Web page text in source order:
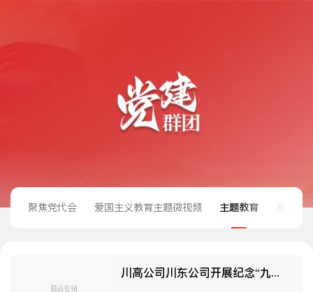
聚焦党代会 爱国主义教育主题微视频 主题教育 基层党
川高公司川东公司开展纪念“九一八”主题教育活动